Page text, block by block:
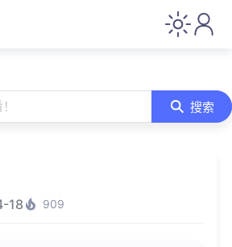
搜索
18 909